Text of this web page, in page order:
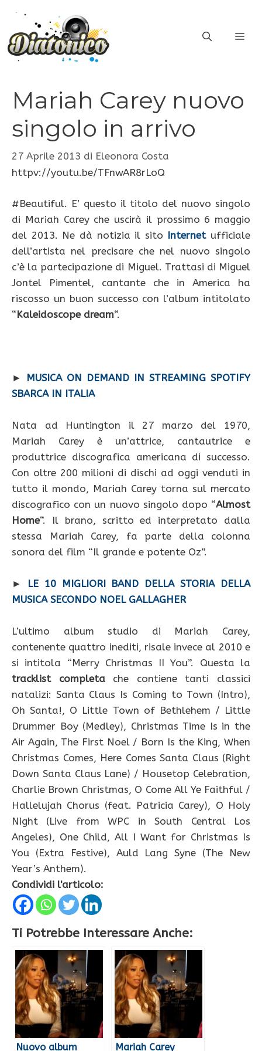
contenuto
Mariah Carey nuovo
singolo in arrivo
27 Aprile 2013 di Eleonora Costa
httpv://youtu.be/TFnwAR8rLoQ
#Beautiful. E’ questo il titolo del nuovo singolo
di Mariah Carey che uscirà il prossimo 6 maggio
del 2013. Ne dà notizia il sito Internetufficiale
dell’artista nel precisare che nel nuovo singolo
c’è la partecipazione di Miguel. Trattasi di Miguel
Jontel Pimentel, cantante che in America ha
riscosso un buon successo con l’album intitolato
“Kaleidoscope dream“.
► MUSICA ON DEMAND IN STREAMING SPOTIFY
SBARCA IN ITALIA
Nata ad Huntington il 27 marzo del 1970,
Mariah Carey è un’attrice, cantautrice e
produttrice discografica americana di successo.
Con oltre 200 milioni di dischi ad oggi venduti in
tutto il mondo, Mariah Carey torna sul mercato
discografico con un nuovo singolo dopo “Almost
Home“. Il brano, scritto ed interpretato dalla
stessa Mariah Carey, fa parte della colonna
sonora del film “Il grande e potente Oz”.
►
LE 10 MIGLIORI BAND DELLA STORIA DELLA
MUSICA SECONDO NOEL GALLAGHER
L’ultimo album studio di Mariah Carey,
contenente quattro inediti, risale invece al 2010 e
si intitola “Merry Christmas II You”. Questa la
tracklist completache contiene tanti classici
natalizi: Santa Claus Is Coming to Town (Intro),
Oh Santa!, O Little Town of Bethlehem / Little
Drummer Boy (Medley), Christmas Time Is in the
Air Again, The First Noel / Born Is the King, When
Christmas Comes, Here Comes Santa Claus (Right
Down Santa Claus Lane) / Housetop Celebration,
Charlie Brown Christmas, O Come All Ye Faithful /
Hallelujah Chorus (feat. Patricia Carey), O Holy
Night (Live from WPC in South Central Los
Angeles), One Child, All I Want for Christmas Is
You (Extra Festive), Auld Lang Syne (The New
Year’s Anthem).
Condividi l'articolo:
Ti Potrebbe Interessare Anche:
Nuovo album Mariah Carey